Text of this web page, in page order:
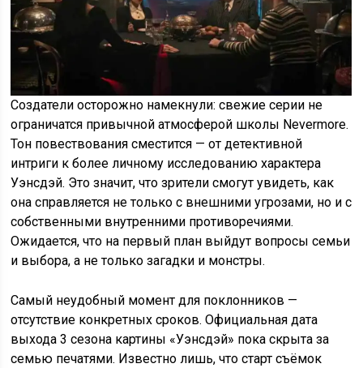
Создатели осторожно намекнули: свежие серии не
ограничатся привычной атмосферой школы Nevermore.
Тон повествования сместится — от детективной
интриги к более личному исследованию характера
Уэнсдэй. Это значит, что зрители смогут увидеть, как
она справляется не только с внешними угрозами, но и с
собственными внутренними противоречиями.
Ожидается, что на первый план выйдут вопросы семьи
и выбора, а не только загадки и монстры.
Самый неудобный момент для поклонников —
отсутствие конкретных сроков. Официальная дата
выхода 3 сезона картины «Уэнсдэй» пока скрыта за
семью печатями. Известно лишь, что старт съёмок